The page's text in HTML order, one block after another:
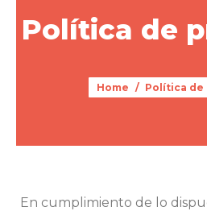
Política de
You are
Home Política de
En cumplimiento de lo